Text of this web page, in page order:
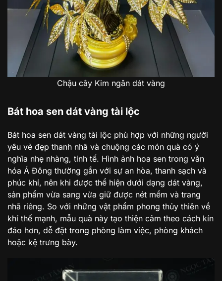
Chậu cây Kim ngân dát vàng
Bát hoa sen dát vàng tài lộc
Bát hoa sen dát vàng tài lộc phù hợp với những người
yêu vẻ đẹp thanh nhã và chuộng các món quà có ý
nghĩa nhẹ nhàng, tinh tế. Hình ảnh hoa sen trong văn
hóa Á Đông thường gắn với sự an hòa, thanh sạch và
phúc khí, nên khi được thể hiện dưới dạng dát vàng,
sản phẩm vừa sang vừa giữ được nét mềm và trang
nhã riêng. So với những vật phẩm phong thủy thiên về
khí thế mạnh, mẫu quà này tạo thiện cảm theo cách kín
đáo hơn, dễ đặt trong phòng làm việc, phòng khách
hoặc kệ trưng bày.